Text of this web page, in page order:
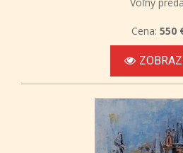
Cena: 550